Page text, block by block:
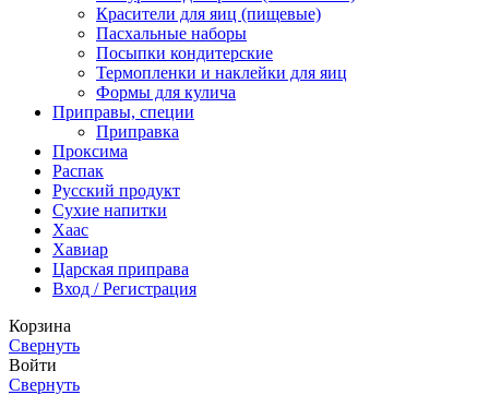
Красители для яиц (пищевые)
Пасхальные наборы
Посыпки кондитерские
Термопленки и наклейки для яиц
Формы для кулича
Приправы, специи
Приправка
Проксима
Распак
Русский продукт
Сухие напитки
Хаас
Хавиар
Царская приправа
Вход / Регистрация
Корзина
Свернуть
Войти
Свернуть